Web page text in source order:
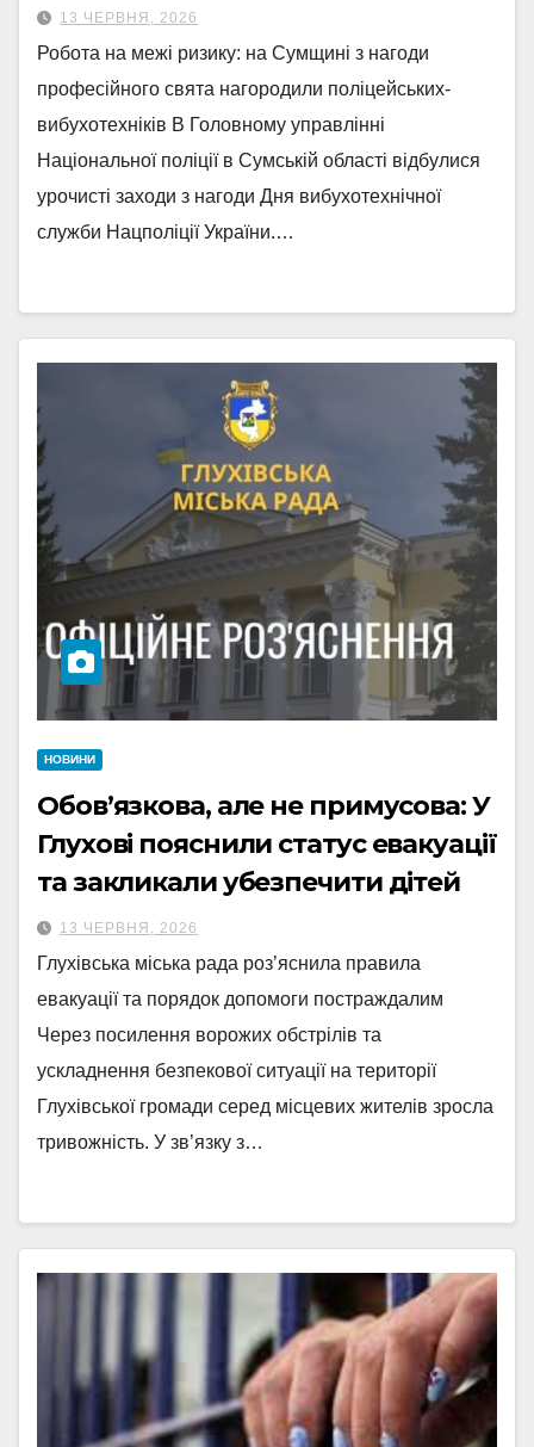
13 ЧЕРВНЯ, 2026
Робота на межі ризику: на Сумщині з нагоди
професійного свята нагородили поліцейських-
вибухотехніків В Головному управлінні
Національної поліції в Сумській області відбулися
урочисті заходи з нагоди Дня вибухотехнічної
служби Нацполіції України.…
НОВИНИ
Обов’язкова, але не примусова: У
Глухові пояснили статус евакуації
та закликали убезпечити дітей
13 ЧЕРВНЯ, 2026
Глухівська міська рада роз’яснила правила
евакуації та порядок допомоги постраждалим
Через посилення ворожих обстрілів та
ускладнення безпекової ситуації на території
Глухівської громади серед місцевих жителів зросла
тривожність. У зв’язку з…